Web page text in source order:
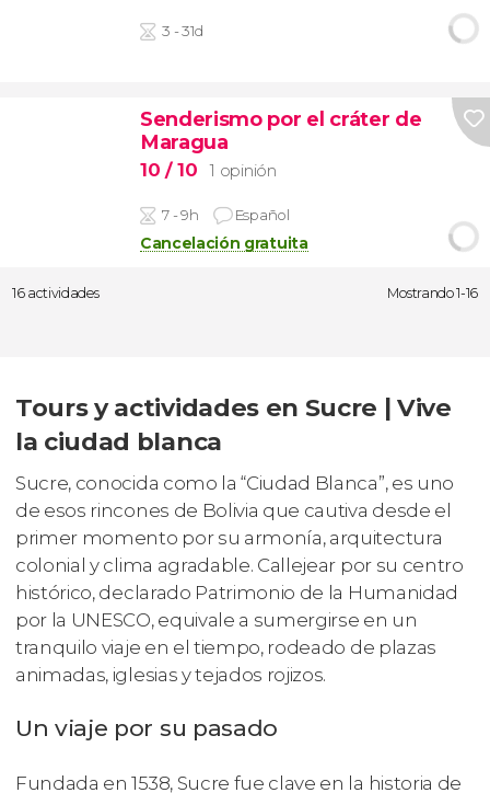
3 - 31d
Senderismo por el cráter de
Maragua
10 / 10 1 opinión
7 - 9h Español
Cancelación gratuita
16 actividades Mostrando 1-16
Tours y actividades en Sucre | Vive
la ciudad blanca
Sucre, conocida como la “Ciudad Blanca”, es uno
de esos rincones de Bolivia que cautiva desde el
primer momento por su armonía, arquitectura
colonial y clima agradable. Callejear por su centro
histórico, declarado Patrimonio de la Humanidad
por la UNESCO, equivale a sumergirse en un
tranquilo viaje en el tiempo, rodeado de plazas
animadas, iglesias y tejados rojizos.
Un viaje por su pasado
Fundada en 1538, Sucre fue clave en la historia de